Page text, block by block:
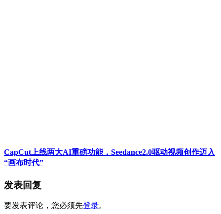
CapCut上线两大AI重磅功能，Seedance2.0驱动视频创作迈入
“画布时代”
发表回复
要发表评论，您必须先登录。